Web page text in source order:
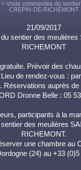
> Visite commentée du
CREPIN-DE-RICHEMONT
21/09/2017
sentier des
RICHEMONT
Prévoir des
de rendez-vous :
Réservations auprès
Dronne Belle : 05
participants à la
des meulières
RICHEMONT.
une chambre au
(24) au +33 (0)5